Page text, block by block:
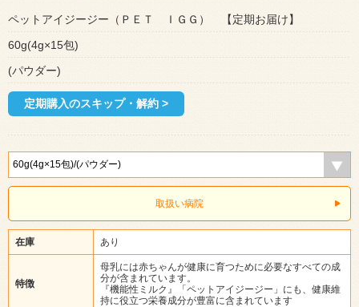
ペットアイジージー（ＰＥＴ ＩＧＧ） 【定期お届け】
60g(4g×15包)
(パウダー)
定期購入のスキップ・解約 >
取扱い病院
在庫 あり
特徴
母乳には赤ちゃんが健康に育つために必要なすべての成
分が含まれています。
『機能性ミルク』「ペットアイジージー」にも、健康維
持に役立つ栄養成分が豊富に含まれています